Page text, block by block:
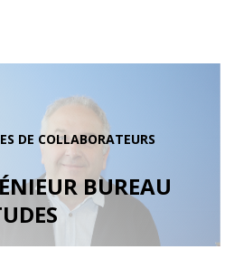
DE COLLABORATEURS
BUREAU